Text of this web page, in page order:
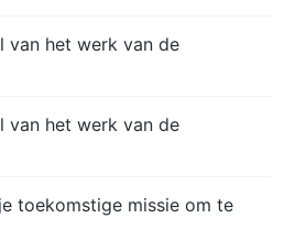
van het werk van de
van het werk van de
toekomstige missie om te